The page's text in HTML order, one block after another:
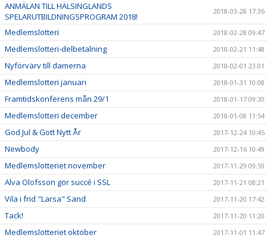
ANMÄLAN TILL HÄLSINGLANDS
SPELARUTBILDNINGSPROGRAM 2018!
2018-03-28 17:36
Medlemslotteri 2018-02-28 09:47
Medlemslotteri-delbetalning 2018-02-21 11:48
Nyförvärv till damerna 2018-02-01 23:01
Medlemslotteri januari 2018-01-31 10:08
Framtidskonferens mån 29/1 2018-01-17 09:30
Medlemslotteri december 2018-01-08 11:54
God Jul & Gott Nytt År 2017-12-24 10:45
Newbody 2017-12-16 10:49
Medlemslotteriet november 2017-11-29 09:59
Alva Olofsson gör succé i SSL 2017-11-21 08:21
Vila i frid "Larsa" Sand 2017-11-20 17:42
Tack! 2017-11-20 11:20
Medlemslotteriet oktober 2017-11-01 11:47